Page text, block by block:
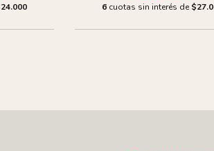
6 cuotas sin interés de